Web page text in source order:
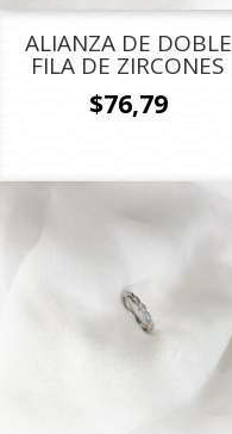
ALIANZA DE DOBLE
FILA DE ZIRCONES
$76,79